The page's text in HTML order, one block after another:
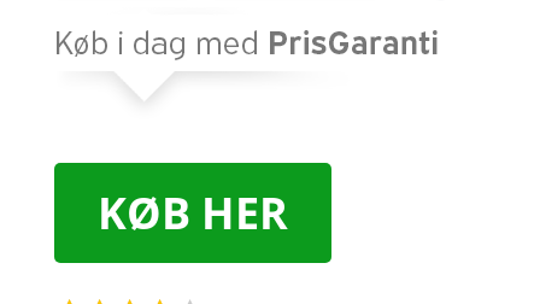
KØB HER